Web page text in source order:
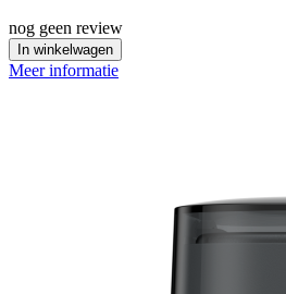
nog geen review
In winkelwagen
Meer informatie